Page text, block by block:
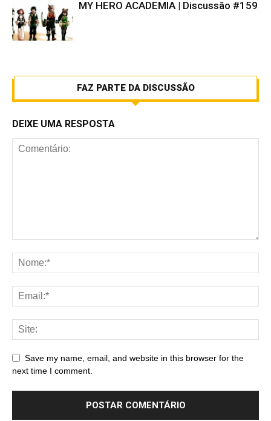
MY HERO ACADEMIA | Discussão #159
FAZ PARTE DA DISCUSSÃO
DEIXE UMA RESPOSTA
Save my name, email, and website in this browser for the
next time I comment.